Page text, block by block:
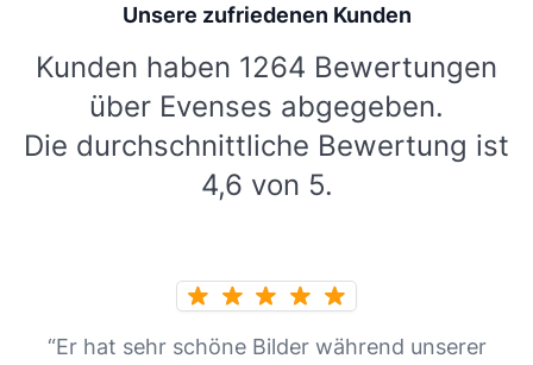
Unsere zufriedenen Kunden
Kunden haben 1264 Bewertungen
über Evenses abgegeben.
Die durchschnittliche Bewertung ist
4,6 von 5.
“Er hat sehr schöne Bilder während unserer